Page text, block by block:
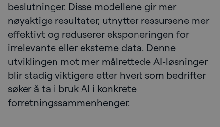
beslutninger. Disse modellene gir mer
nøyaktige resultater, utnytter ressursene mer
effektivt og reduserer eksponeringen for
irrelevante eller eksterne data. Denne
utviklingen mot mer målrettede AI-løsninger
blir stadig viktigere etter hvert som bedrifter
søker å ta i bruk AI i konkrete
forretningssammenhenger.